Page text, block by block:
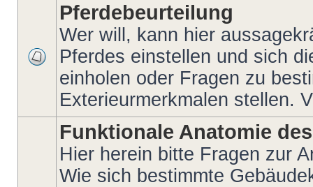
Pferdebeurteilung
Wer will, kann hier
Pferdes einstellen und sich
einholen oder Fragen zu
Exterieurmerkmalen stellen.
Funktionale Anatomie
Hier herein bitte Fragen zur
Wie sich bestimmte